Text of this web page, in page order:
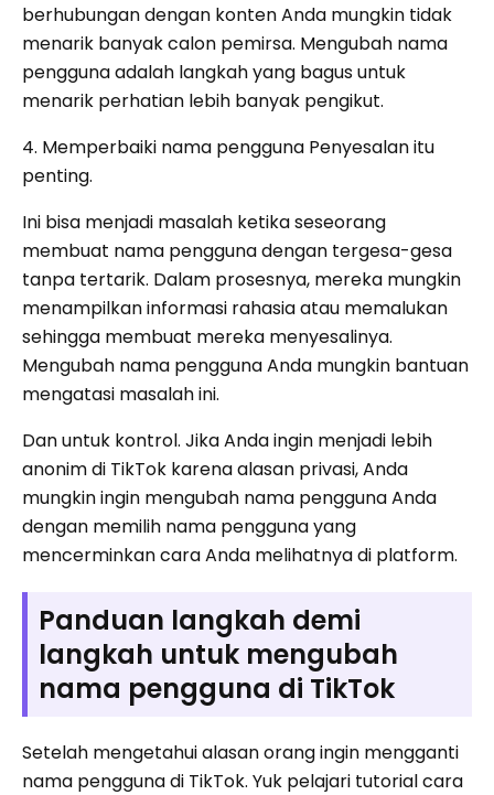
berhubungan dengan konten Anda mungkin tidak
menarik banyak calon pemirsa. Mengubah nama
pengguna adalah langkah yang bagus untuk
menarik perhatian lebih banyak pengikut.
4. Memperbaiki nama pengguna Penyesalan itu
penting.
Ini bisa menjadi masalah ketika seseorang
membuat nama pengguna dengan tergesa-gesa
tanpa tertarik. Dalam prosesnya, mereka mungkin
menampilkan informasi rahasia atau memalukan
sehingga membuat mereka menyesalinya.
Mengubah nama pengguna Anda mungkin bantuan
mengatasi masalah ini.
Dan untuk kontrol. Jika Anda ingin menjadi lebih
anonim di TikTok karena alasan privasi, Anda
mungkin ingin mengubah nama pengguna Anda
dengan memilih nama pengguna yang
mencerminkan cara Anda melihatnya di platform.
Panduan langkah demi
langkah untuk mengubah
nama pengguna di TikTok
Setelah mengetahui alasan orang ingin mengganti
nama pengguna di TikTok. Yuk pelajari tutorial cara